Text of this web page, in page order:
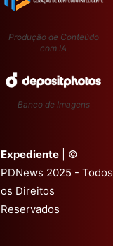
Produção de Conteúdo
com IA
Banco de Imagens
Expediente | ©
PDNews 2025 - Todos
os Direitos
Reservados